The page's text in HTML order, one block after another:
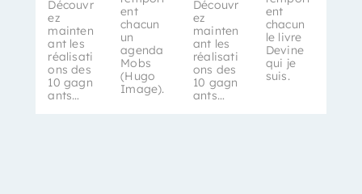
Découvr
ez
mainten
ant les
réalisati
ons des
10 gagn
ants…
ent
chacun
un
agenda
Mobs
(Hugo
Image).
Découvr
ez
mainten
ant les
réalisati
ons des
10 gagn
ants…
ent
chacun
le livre
Devine
qui je
suis.